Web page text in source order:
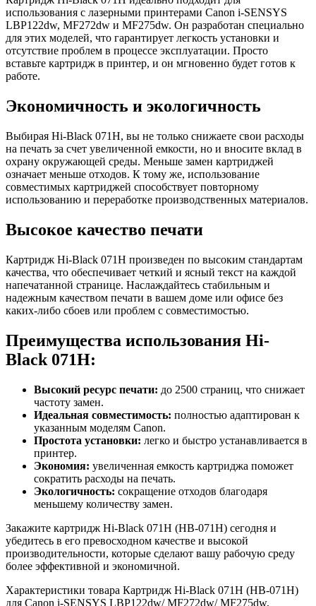
использования с лазерными принтерами Canon i-SENSYS
LBP122dw, MF272dw и MF275dw. Он разработан специально
для этих моделей, что гарантирует легкость установки и
отсутствие проблем в процессе эксплуатации. Просто
вставьте картридж в принтер, и он мгновенно будет готов к
работе.
Экономичность и экологичность
Выбирая Hi-Black 071H, вы не только снижаете свои расходы
на печать за счет увеличенной емкости, но и вносите вклад в
охрану окружающей среды. Меньше замен картриджей
означает меньше отходов. К тому же, использование
совместимых картриджей способствует повторному
использованию и переработке производственных материалов.
Высокое качество печати
Картридж Hi-Black 071H произведен по высоким стандартам
качества, что обеспечивает четкий и ясный текст на каждой
напечатанной странице. Наслаждайтесь стабильным и
надежным качеством печати в вашем доме или офисе без
каких-либо сбоев или проблем с совместимостью.
Преимущества использования Hi-
Black 071H:
Высокий ресурс печати: до 2500 страниц, что снижает
частоту замен.
Идеальная совместимость: полностью адаптирован к
указанным моделям Canon.
Простота установки: легко и быстро устанавливается в
принтер.
Экономия: увеличенная емкость картриджа поможет
сократить расходы на печать.
Экологичность: сокращение отходов благодаря
меньшему количеству замен.
Закажите картридж Hi-Black 071H (HB-071H) сегодня и
убедитесь в его превосходном качестве и высокой
производительности, которые сделают вашу рабочую среду
более эффективной и экономичной.
Характеристики товара Картридж Hi-Black 071H (HB-071H)
для Canon i-SENSYS LBP122dw/ MF272dw/ MF275dw,